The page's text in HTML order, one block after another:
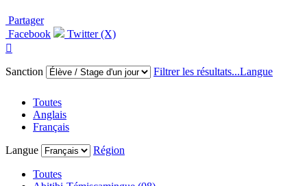
Partager
Facebook
Twitter (X)

Sanction
Filtrer les résultats...Langue
Toutes
Anglais
Français
Langue
Région
Toutes